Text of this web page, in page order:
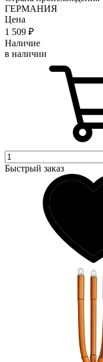
ГЕРМАНИЯ
Цена
1 509 ₽
Наличие
в наличии
Быстрый заказ